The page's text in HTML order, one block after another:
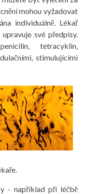
mohou vyžadovat
individuálně. Lékař
své předpisy.
tetracyklin,
stimulujícími
- například při léčbě